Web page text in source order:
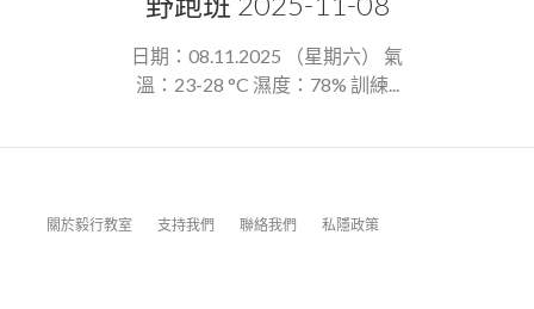
日期：08.11.2025 （星期六） 氣
溫：23-28 °C 濕度：78% 訓練...
關於毅行教室 支持我們 聯絡我們 私隱政策